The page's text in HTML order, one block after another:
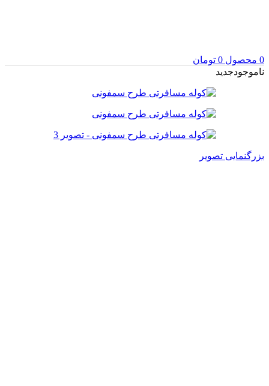
0 محصول 0 تومان
ناموجودجدید
بزرگنمایی تصویر